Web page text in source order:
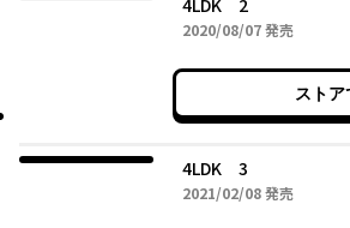
4LDK 2
2020/08/072020年08月07
発売
ストア
4LDK 3
2021/02/082021年02月08
発売